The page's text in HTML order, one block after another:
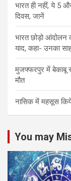
भारत ही नहीं, ये 5
दिवस, जानें
भारत छोड़ो आंदोलन
याद, कहा- उनका
मुजफ्फरपुर में बेकाबू
मौत
नासिक में महसूस
You may